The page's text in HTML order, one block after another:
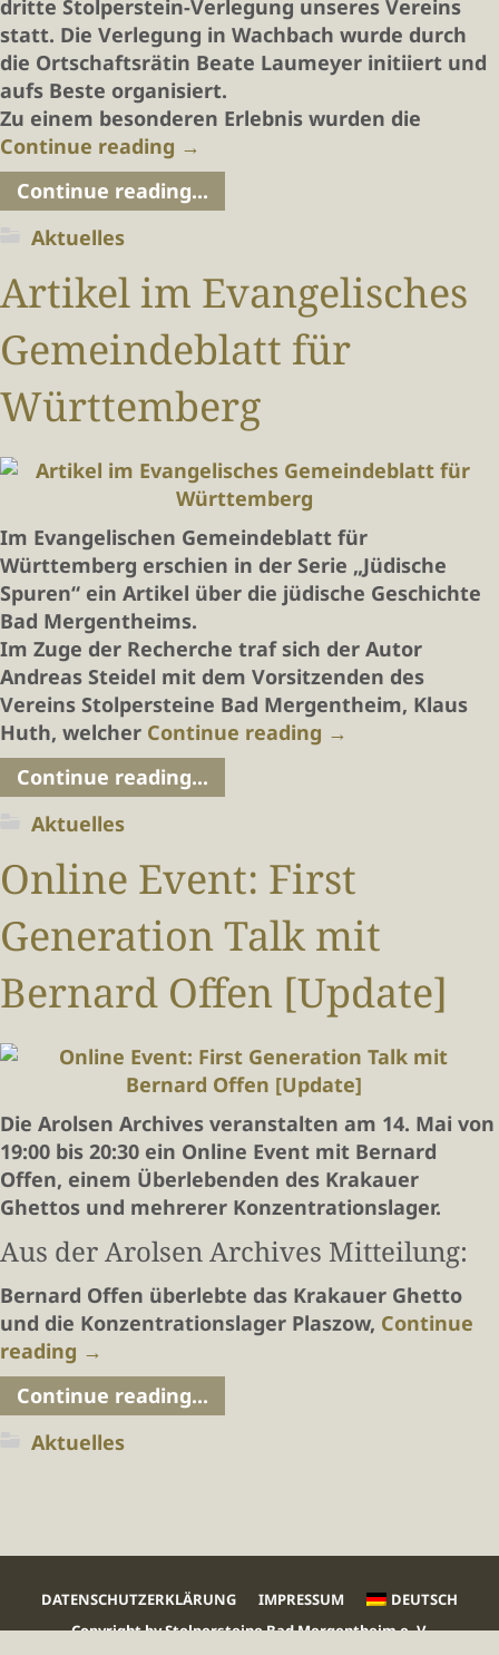
dritte Stolperstein-Verlegung unseres Vereins
statt. Die Verlegung in Wachbach wurde durch
die Ortschaftsrätin Beate Laumeyer initiiert und
aufs Beste organisiert.
Zu einem besonderen Erlebnis wurden die
Continue reading →
Continue reading...
Aktuelles
Artikel im Evangelisches
Gemeindeblatt für
Württemberg
Im Evangelischen Gemeindeblatt für
Württemberg erschien in der Serie „Jüdische
Spuren“ ein Artikel über die jüdische Geschichte
Bad Mergentheims.
Im Zuge der Recherche traf sich der Autor
Andreas Steidel mit dem Vorsitzenden des
Vereins Stolpersteine Bad Mergentheim, Klaus
Huth, welcher Continue reading →
Continue reading...
Aktuelles
Online Event: First
Generation Talk mit
Bernard Offen [Update]
Die Arolsen Archives veranstalten am 14. Mai von
19:00 bis 20:30 ein Online Event mit Bernard
Offen, einem Überlebenden des Krakauer
Ghettos und mehrerer Konzentrationslager.
Aus der Arolsen Archives Mitteilung:
Bernard Offen überlebte das Krakauer Ghetto
und die Konzentrationslager Plaszow, Continue
reading →
Continue reading...
Aktuelles
DATENSCHUTZERKLÄRUNG IMPRESSUM
DEUTSCH
Copyright by Stolpersteine Bad Mergentheim e. V.